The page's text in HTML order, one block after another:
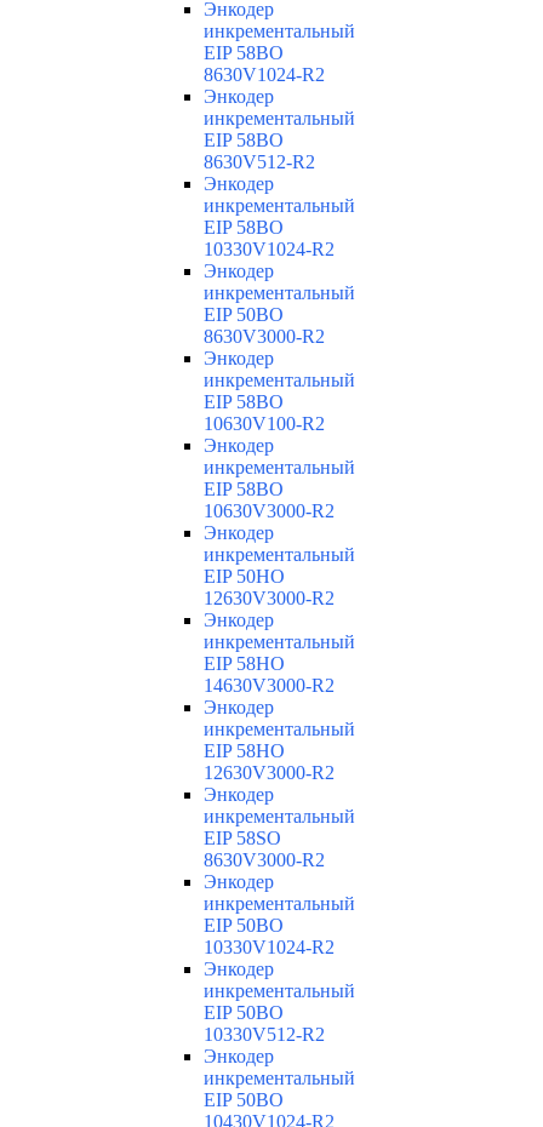
Энкодер
инкрементальный
EIP 58BO
8630V1024-R2
Энкодер
инкрементальный
EIP 58BO
8630V512-R2
Энкодер
инкрементальный
EIP 58BO
10330V1024-R2
Энкодер
инкрементальный
EIP 50BO
8630V3000-R2
Энкодер
инкрементальный
EIP 58BO
10630V100-R2
Энкодер
инкрементальный
EIP 58BO
10630V3000-R2
Энкодер
инкрементальный
EIP 50HO
12630V3000-R2
Энкодер
инкрементальный
EIP 58HO
14630V3000-R2
Энкодер
инкрементальный
EIP 58HO
12630V3000-R2
Энкодер
инкрементальный
EIP 58SO
8630V3000-R2
Энкодер
инкрементальный
EIP 50BO
10330V1024-R2
Энкодер
инкрементальный
EIP 50BO
10330V512-R2
Энкодер
инкрементальный
EIP 50BO
10430V1024-R2